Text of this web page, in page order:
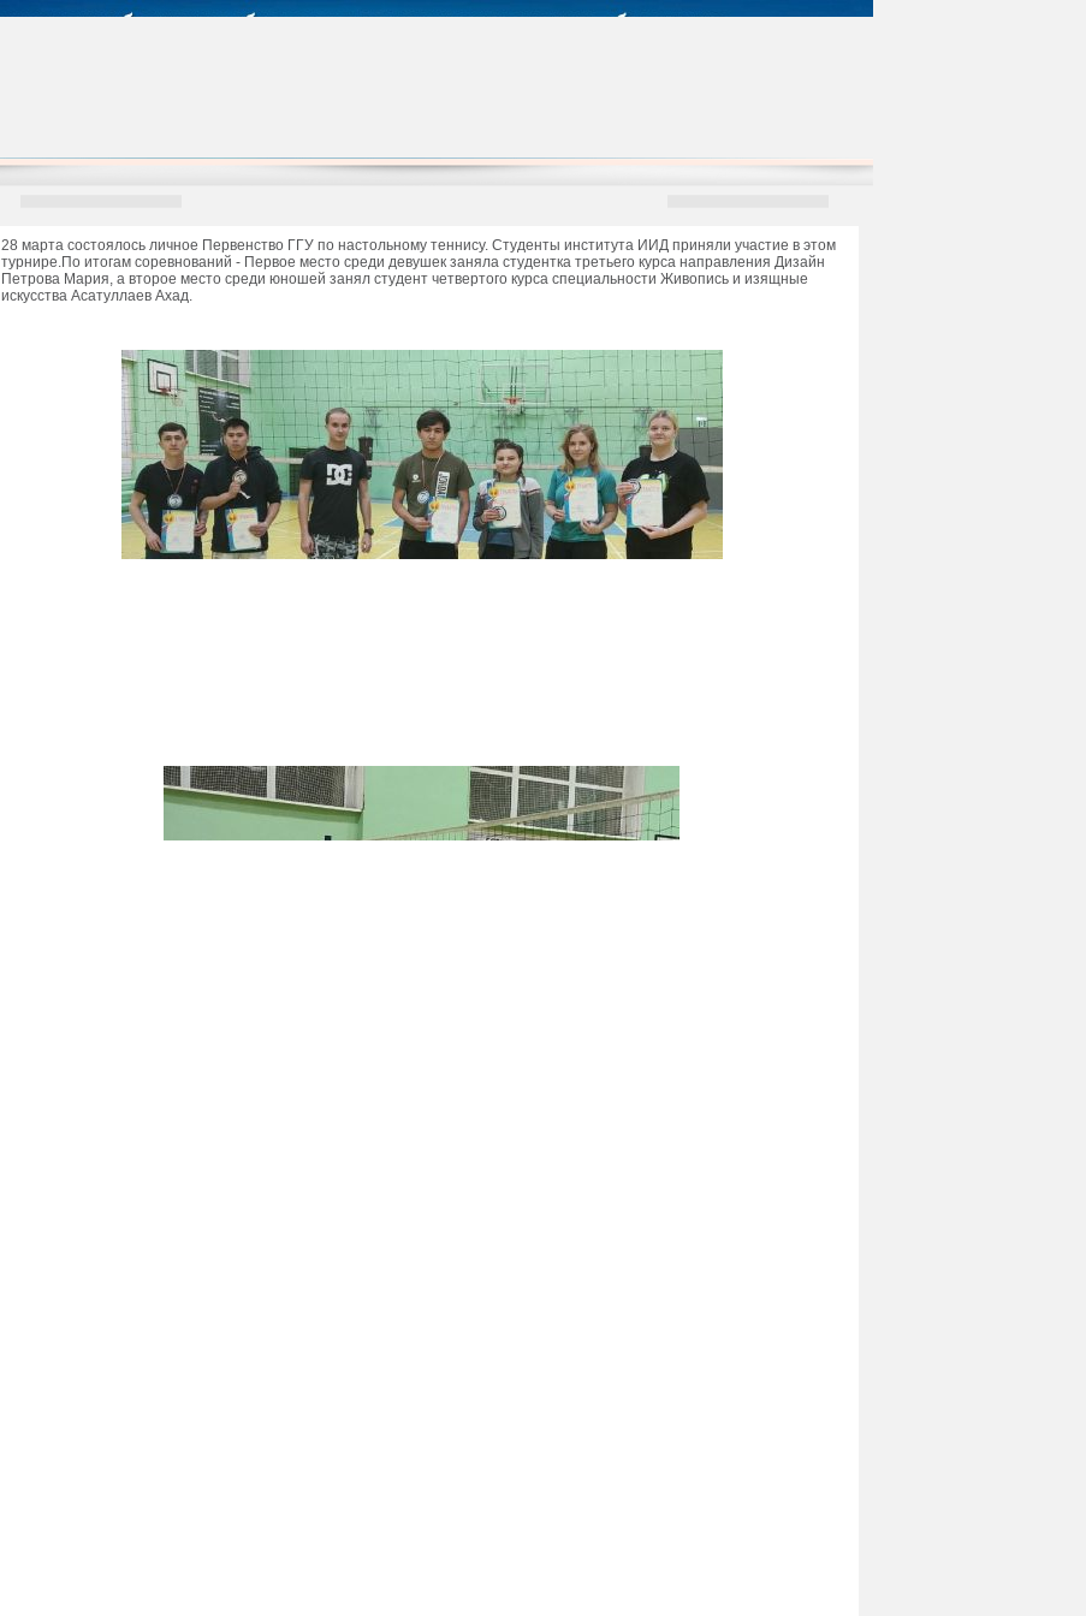
28 марта состоялось личное Первенство ГГУ по настольному теннису. Студенты института ИИД приняли участие в этом
турнире.По итогам соревнований - Первое место среди девушек заняла студентка третьего курса направления Дизайн
Петрова Мария, а второе место среди юношей занял студент четвертого курса специальности Живопись и изящные
искусства Асатуллаев Ахад.